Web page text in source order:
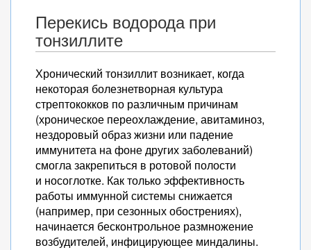
Перекись водорода при
тонзиллите
Хронический тонзиллит возникает, когда
некоторая болезнетворная культура
стрептококков по различным причинам
(хроническое переохлаждение, авитаминоз,
нездоровый образ жизни или падение
иммунитета на фоне других заболеваний)
смогла закрепиться в ротовой полости
и носоглотке. Как только эффективность
работы иммунной системы снижается
(например, при сезонных обострениях),
начинается бесконтрольное размножение
возбудителей, инфицирующее миндалины.